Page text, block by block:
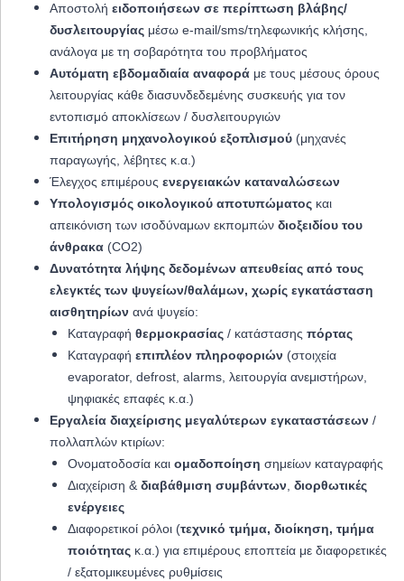
Αποστολή ειδοποιήσεων σε περίπτωση βλάβης/
δυσλειτουργίας μέσω e-mail/sms/τηλεφωνικής κλήσης,
ανάλογα με τη σοβαρότητα του προβλήματος
Αυτόματη εβδομαδιαία αναφορά με τους μέσους όρους
λειτουργίας κάθε διασυνδεδεμένης συσκευής για τον
εντοπισμό αποκλίσεων / δυσλειτουργιών
Επιτήρηση μηχανολογικού εξοπλισμού (μηχανές
παραγωγής, λέβητες κ.α.)
Έλεγχος επιμέρους ενεργειακών καταναλώσεων
Υπολογισμός οικολογικού αποτυπώματος και
απεικόνιση των ισοδύναμων εκπομπών διοξειδίου του
άνθρακα (CO2)
Δυνατότητα λήψης δεδομένων απευθείας από τους
ελεγκτές των ψυγείων/θαλάμων, χωρίς εγκατάσταση
αισθητηρίων ανά ψυγείο:
Καταγραφή θερμοκρασίας / κατάστασης πόρτας
Καταγραφή επιπλέον πληροφοριών (στοιχεία
evaporator, defrost, alarms, λειτουργία ανεμιστήρων,
ψηφιακές επαφές κ.α.)
Εργαλεία διαχείρισης μεγαλύτερων εγκαταστάσεων /
πολλαπλών κτιρίων:
Ονοματοδοσία και ομαδοποίηση σημείων καταγραφής
Διαχείριση & διαβάθμιση συμβάντων διορθωτικές
ενέργειες
Διαφορετικοί ρόλοι (τεχνικό τμήμα, διοίκηση, τμήμα
ποιότητας κ.α.) για επιμέρους εποπτεία με διαφορετικές
/ εξατομικευμένες ρυθμίσεις